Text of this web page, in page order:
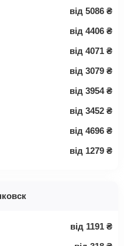
від 5086 ₴
від 4406 ₴
від 4071 ₴
від 3079 ₴
від 3954 ₴
від 3452 ₴
від 4696 ₴
від 1279 ₴
від 1191 ₴